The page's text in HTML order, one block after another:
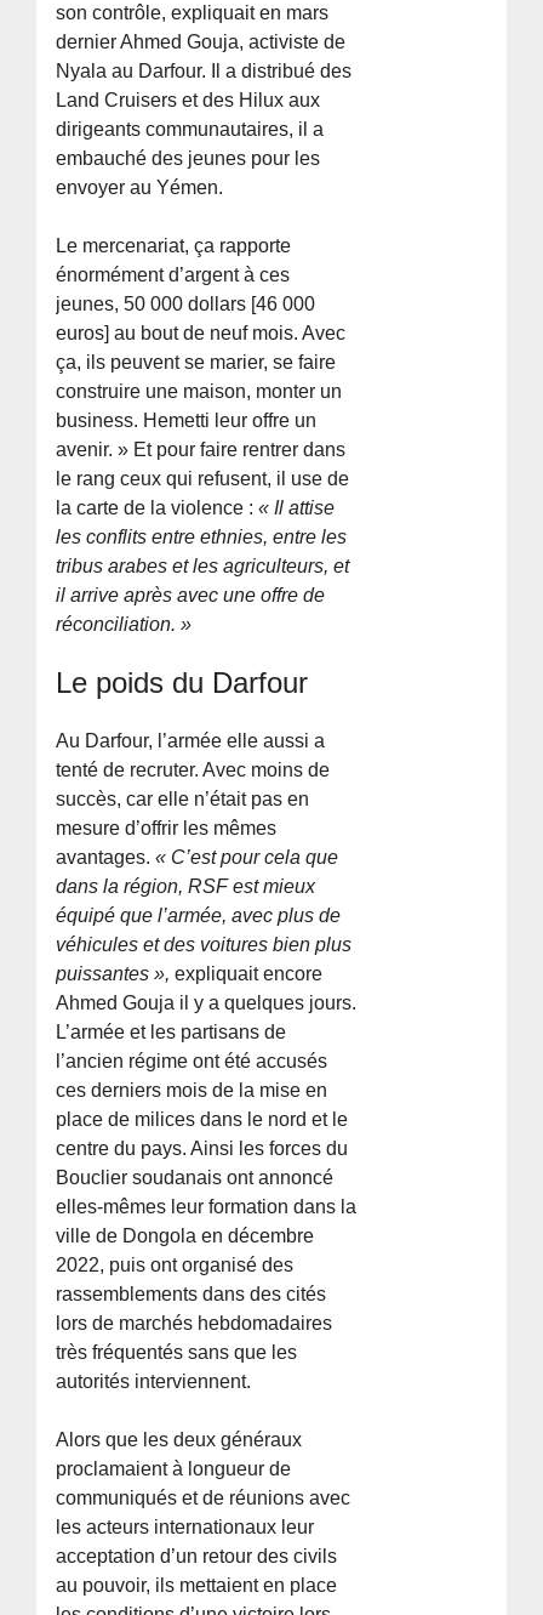
son contrôle, expliquait en mars
dernier Ahmed Gouja, activiste de
Nyala au Darfour. Il a distribué des
Land Cruisers et des Hilux aux
dirigeants communautaires, il a
embauché des jeunes pour les
envoyer au Yémen.
Le mercenariat, ça rapporte
énormément d’argent à ces
jeunes, 50 000 dollars [46 000
euros] au bout de neuf mois. Avec
ça, ils peuvent se marier, se faire
construire une maison, monter un
business. Hemetti leur offre un
avenir. » Et pour faire rentrer dans
le rang ceux qui refusent, il use de
la carte de la violence :« Il attise
les conflits entre ethnies, entre les
tribus arabes et les agriculteurs, et
il arrive après avec une offre de
réconciliation. »
Le poids du Darfour
Au Darfour, l’armée elle aussi a
tenté de recruter. Avec moins de
succès, car elle n’était pas en
mesure d’offrir les mêmes
avantages.« C’est pour cela que
dans la région, RSF est mieux
équipé que l’armée, avec plus de
véhicules et des voitures bien plus
puissantes », expliquait encore
Ahmed Gouja il y a quelques jours.
L’armée et les partisans de
l’ancien régime ont été accusés
ces derniers mois de la mise en
place de milices dans le nord et le
centre du pays. Ainsi les forces du
Bouclier soudanais ont annoncé
elles-mêmes leur formation dans la
ville de Dongola en décembre
2022, puis ont organisé des
rassemblements dans des cités
lors de marchés hebdomadaires
très fréquentés sans que les
autorités interviennent.
Alors que les deux généraux
proclamaient à longueur de
communiqués et de réunions avec
les acteurs internationaux leur
acceptation d’un retour des civils
au pouvoir, ils mettaient en place